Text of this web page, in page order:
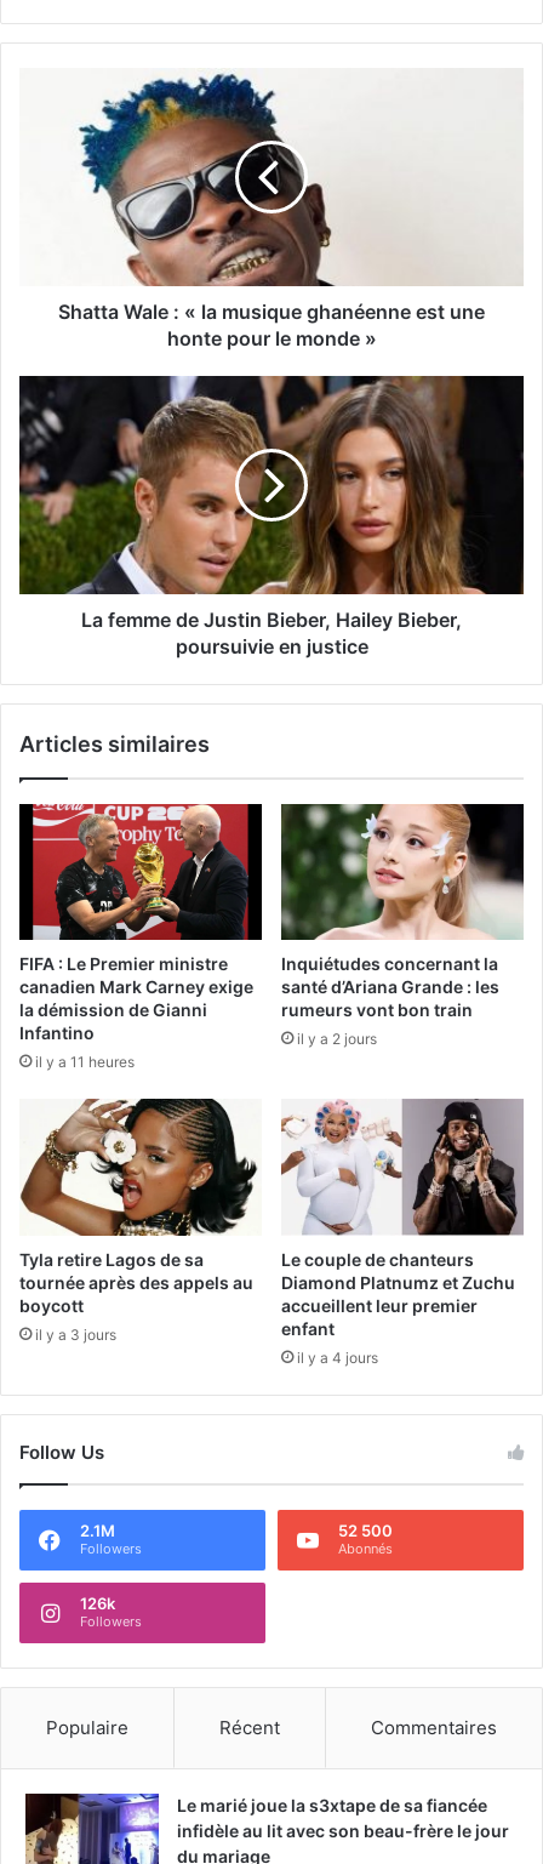
Shatta Wale : « la musique ghanéenne est une
honte pour le monde »
La femme de Justin Bieber, Hailey Bieber,
poursuivie en justice
Articles similaires
FIFA : Le Premier ministre
canadien Mark Carney exige
la démission de Gianni
Infantino
il y a 11 heures
Inquiétudes concernant la
santé d’Ariana Grande : les
rumeurs vont bon train
il y a 2 jours
Tyla retire Lagos de sa
tournée après des appels au
boycott
il y a 3 jours
Le couple de chanteurs
Diamond Platnumz et Zuchu
accueillent leur premier
enfant
il y a 4 jours
Follow Us
2.1M
Followers
52 500
Abonnés
126k
Followers
Populaire Récent Commentaires
Le marié joue la s3xtape de sa fiancée
infidèle au lit avec son beau-frère le jour
du mariage